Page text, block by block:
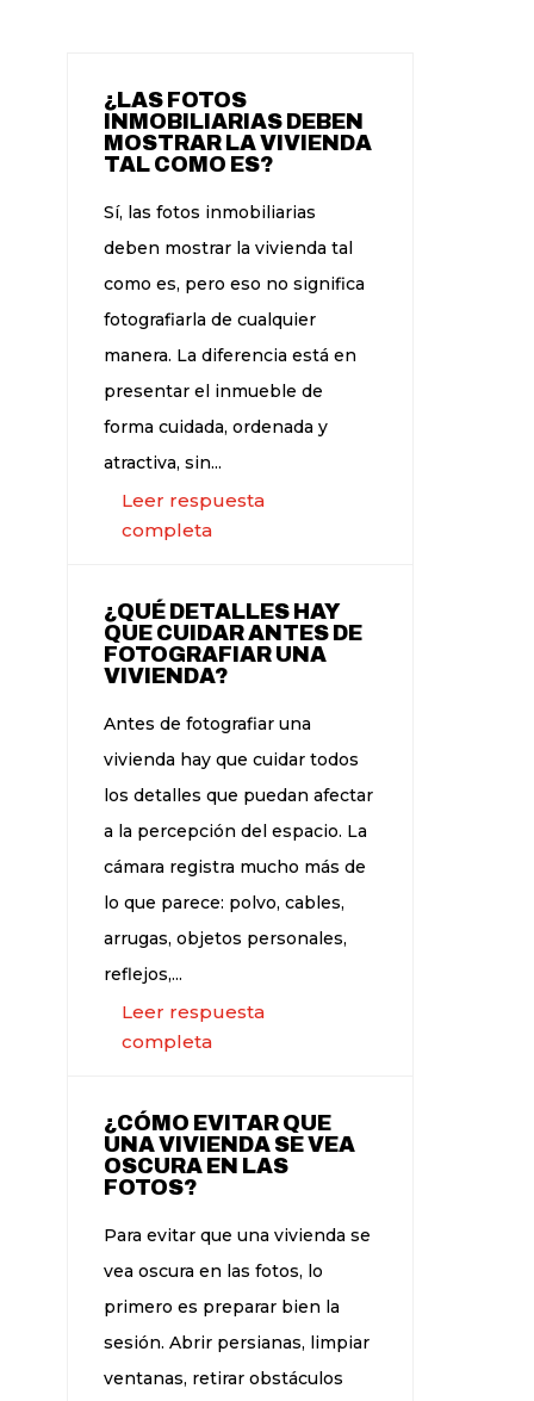
¿LAS FOTOS
INMOBILIARIAS DEBEN
MOSTRAR LA VIVIENDA
TAL COMO ES?
Sí, las fotos inmobiliarias
deben mostrar la vivienda tal
como es, pero eso no significa
fotografiarla de cualquier
manera. La diferencia está en
presentar el inmueble de
forma cuidada, ordenada y
atractiva, sin...
Leer respuesta
completa
¿QUÉ DETALLES HAY
QUE CUIDAR ANTES DE
FOTOGRAFIAR UNA
VIVIENDA?
Antes de fotografiar una
vivienda hay que cuidar todos
los detalles que puedan afectar
a la percepción del espacio. La
cámara registra mucho más de
lo que parece: polvo, cables,
arrugas, objetos personales,
reflejos,...
Leer respuesta
completa
¿CÓMO EVITAR QUE
UNA VIVIENDA SE VEA
OSCURA EN LAS
FOTOS?
Para evitar que una vivienda se
vea oscura en las fotos, lo
primero es preparar bien la
sesión. Abrir persianas, limpiar
ventanas, retirar obstáculos